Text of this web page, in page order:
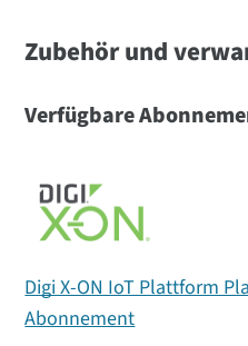
Zubehör und
Verfügbare
Digi X-ON IoT Plattform
Abonnement